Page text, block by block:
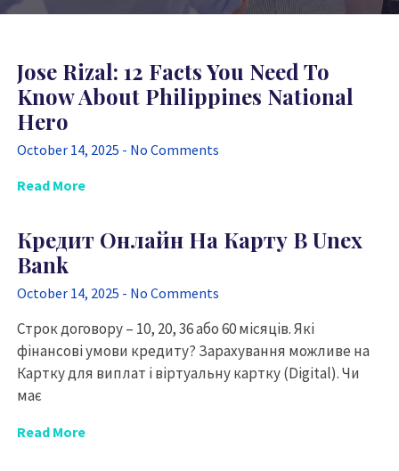
Jose Rizal: 12 Facts You Need To
Know About Philippines National
Hero
October 14, 2025
No Comments
Read More
Кредит Онлайн На Карту В Unex
Bank
October 14, 2025 No Comments
Строк договору – 10, 20, 36 або 60 місяців. Які
фінансові умови кредиту? Зарахування можливе на
Картку для виплат і віртуальну картку (Digital). Чи
має
Read More